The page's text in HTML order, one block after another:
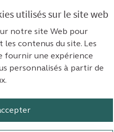
utilisés sur le site web
notre site Web pour
contenus du site. Les
fournir une expérience
personnalisés à partir de
cookies
de participation de la
de participation de la
Plateforme de participation
Plateforme de